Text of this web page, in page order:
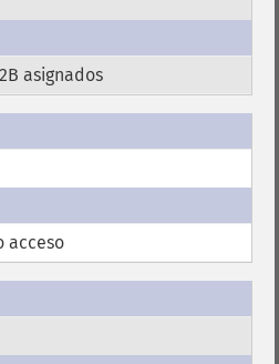
asignados
acceso